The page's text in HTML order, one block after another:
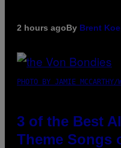
2 hours agoBy Brent
PHOTO BY JAMIE MCCARTHY/
3 of the Best
Theme Songs